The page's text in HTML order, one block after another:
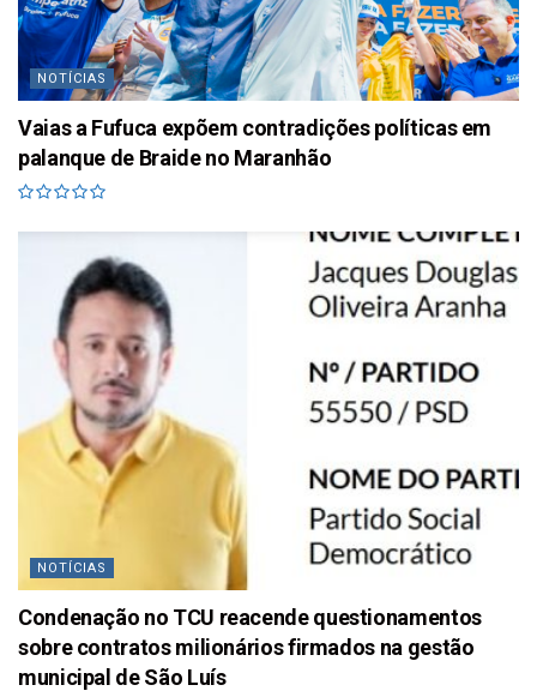
NOTÍCIAS
Vaias a Fufuca expõem contradições políticas em
palanque de Braide no Maranhão
NOTÍCIAS
Condenação no TCU reacende questionamentos
sobre contratos milionários firmados na gestão
municipal de São Luís